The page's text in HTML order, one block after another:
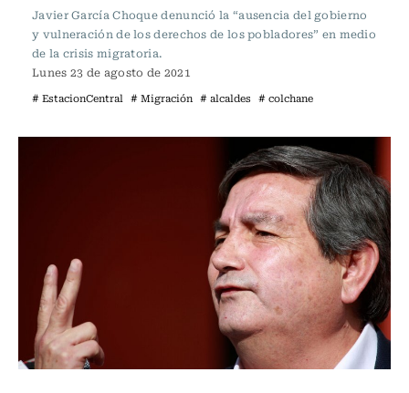
Javier García Choque denunció la “ausencia del gobierno
y vulneración de los derechos de los pobladores” en medio
de la crisis migratoria.
Lunes 23 de agosto de 2021
# EstacionCentral # Migración # alcaldes # colchane